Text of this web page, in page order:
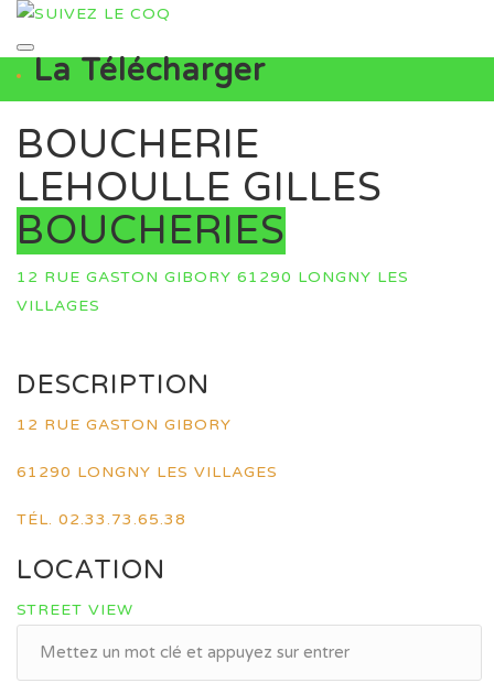
La Télécharger
BOUCHERIE
LEHOULLE GILLES
BOUCHERIES
12 RUE GASTON GIBORY 61290 LONGNY LES
VILLAGES
DESCRIPTION
12 RUE GASTON GIBORY
61290 LONGNY LES VILLAGES
TÉL. 02.33.73.65.38
LOCATION
STREET VIEW